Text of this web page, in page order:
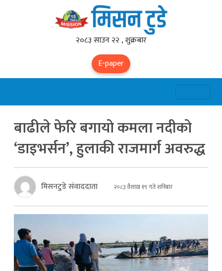
२०८३ साउन २२ , शुक्रबार
E-paper
बाढीले फेरि बगायो कमला नदीको
‘डाइभर्सन’, हुलाकी राजमार्ग अवरुद्ध
मिसनटुडे संवाददाता २०८३ वैशाख १९ गते शनिबार